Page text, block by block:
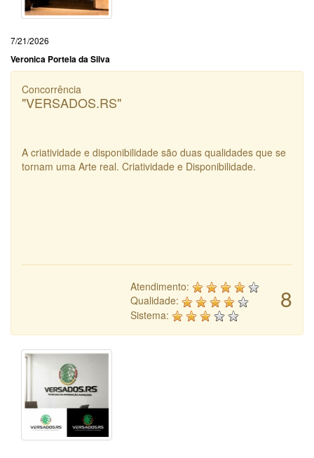
7/21/2026
Veronica Portela da Silva
Concorrência
"VERSADOS.RS"
A criatividade e disponibilidade são duas qualidades que se
tornam uma Arte real. Criatividade e Disponibilidade.
8
Atendimento:
Qualidade:
Sistema: